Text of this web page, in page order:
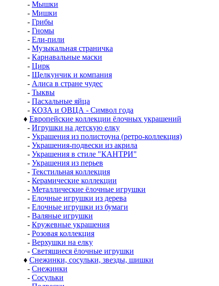
- Мышки
- Мишки
- Грибы
- Гномы
- Ели-пили
- Музыкальная страничка
- Карнавальные маски
- Цирк
- Щелкунчик и компания
- Алиса в стране чудес
- Тыквы
- Пасхальные яйца
- КОЗА и ОВЦА - Символ года
♦ Европейские коллекции ёлочных украшений
- Игрушки на детскую елку
- Украшения из полистоуна (ретро-коллекция)
- Украшения-подвески из акрила
- Украшения в стиле "КАНТРИ"
- Украшения из перьев
- Текстильная коллекция
- Керамические коллекции
- Металлические ёлочные игрушки
- Елочные игрушки из дерева
- Елочные игрушки из бумаги
- Валяные игрушки
- Кружевные украшения
- Розовая коллекция
- Верхушки на елку
- Светящиеся ёлочные игрушки
♦ Снежинки, сосульки, звезды, шишки
- Снежинки
- Сосульки